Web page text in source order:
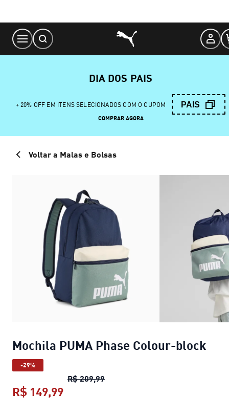
Content
DIA DOS PAIS
+ 20% OFF EM ITENS SELECIONADOS COM O CUPOM PAIS
COMPRAR AGORA
Voltar a Malas e Bolsas
Mochila PUMA Phase Colour-block
-29%
R$ 209,99Mochila PUMA Phase Colour-
R$ 149,99